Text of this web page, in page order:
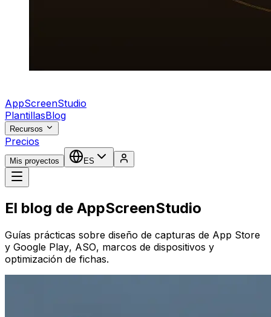
AppScreenStudio
PlantillasBlog
Recursos
Precios
Mis proyectos ES
El blog de AppScreenStudio
Guías prácticas sobre diseño de capturas de App Store
y Google Play, ASO, marcos de dispositivos y
optimización de fichas.